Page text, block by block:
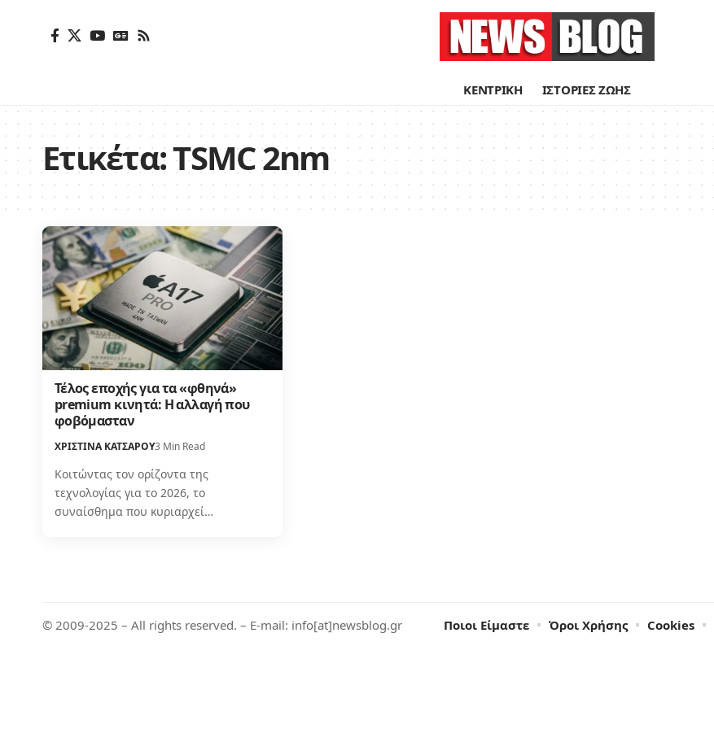
ΚΕΝΤΡΙΚΗ ΙΣΤΟΡΙΕΣ ΖΩΗΣ
Ετικέτα:TSMC 2nm
Τέλος εποχής για τα «φθηνά»
premium κινητά: Η αλλαγή που
φοβόμασταν
ΧΡΙΣΤΙΝΑ ΚΑΤΣΑΡΟΥ3 Min Read
Κοιτώντας τον ορίζοντα της
τεχνολογίας για το 2026, το
συναίσθημα που κυριαρχεί…
© 2009-2025 – All rights reserved. – E-mail: info[at]newsblog.gr Ποιοι Είμαστε Όροι Χρήσης Cookies